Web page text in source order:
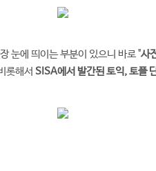
눈에 띄이는 부분이 있으니 바로 "사
롯해서 SISA에서 발간된 토익, 토플